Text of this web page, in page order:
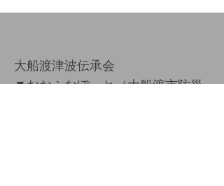
大船渡津波伝承会
▼おおふなぽーと（大船渡市防災